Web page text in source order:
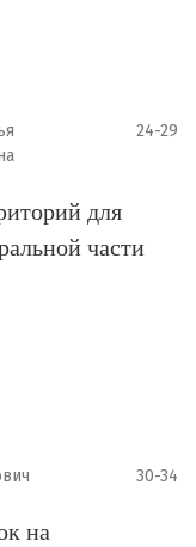
24-29
для
части
30-34
на